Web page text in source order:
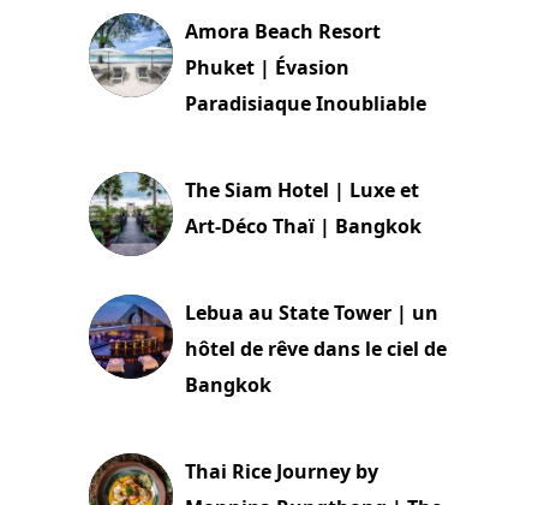
Amora Beach Resort
Phuket | Évasion
Paradisiaque Inoubliable
The Siam Hotel | Luxe et
Art-Déco Thaï | Bangkok
Lebua au State Tower | un
hôtel de rêve dans le ciel de
Bangkok
Thai Rice Journey by